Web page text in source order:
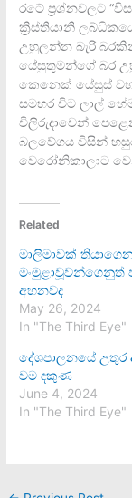
රටේ ප්‍රශ්නවලට
ක්‍රිස්තියානි
උහුලන්න බැරි
යේසුතුමන්ගේ බර
කෙනෙක් යේසුස්
සමහර විට ලාල්
විලිරුදාවෙන්
බලවේගය විසින්
වෙරෝනිකාලාට
Related
මාලිමාවක්
මංමුළාවූවන්ගෙනුත්
අහනවද
May 26, 2024
In "The Third Eye"
දේශපාලනයේ උතුර
වම දකුණ
June 4, 2024
In "The Third Eye"